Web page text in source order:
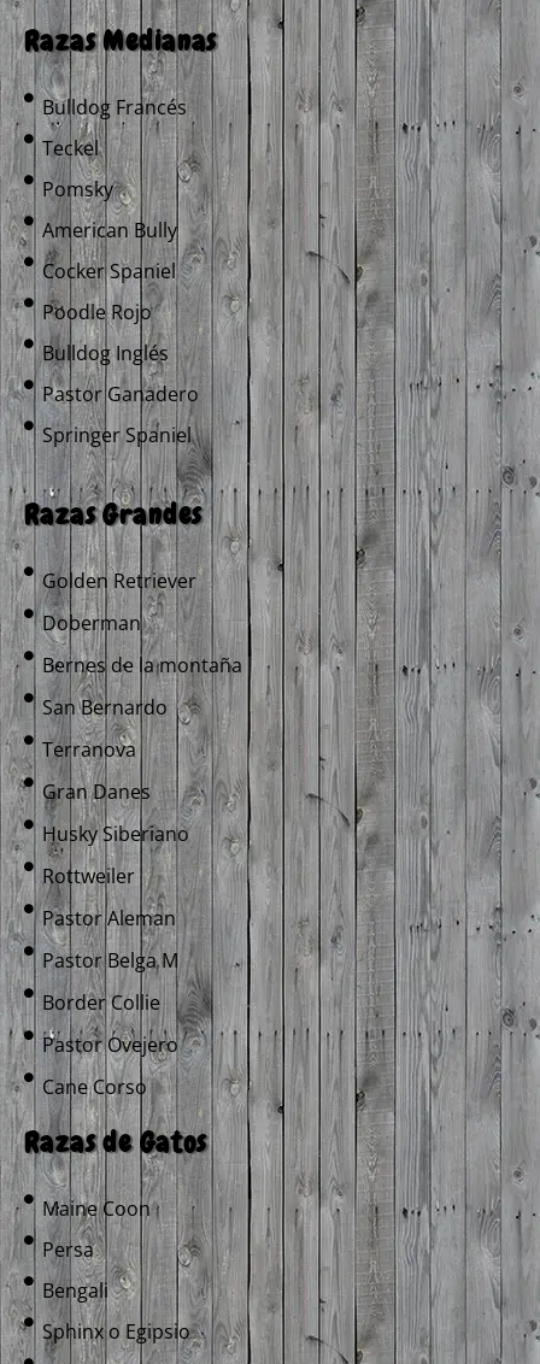
Razas Medianas
Bulldog Francés
Teckel
Pomsky
American Bully
Cocker Spaniel
Poodle Rojo
Bulldog Inglés
Pastor Ganadero
Springer Spaniel
Razas Grandes
Golden Retriever
Doberman
Bernes de la montaña
San Bernardo
Terranova
Gran Danes
Husky Siberiano
Rottweiler
Pastor Aleman
Pastor Belga M
Border Collie
Pastor Ovejero
Cane Corso
Razas de Gatos
Maine Coon
Persa
Bengali
Sphinx o Egipsio